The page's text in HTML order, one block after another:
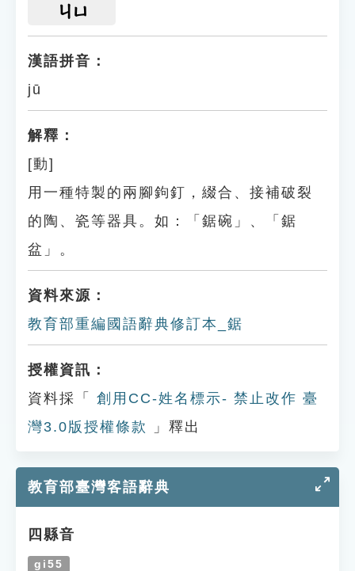
ㄐㄩ
漢語拼音：
jū
解釋：
[動]
用一種特製的兩腳鉤釘，綴合、接補破裂
的陶、瓷等器具。如：「鋸碗」、「鋸
盆」。
資料來源：
教育部重編國語辭典修訂本_鋸
授權資訊：
資料採「
創用CC-姓名標示- 禁止改作 臺
灣3.0版授權條款
」釋出
教育部臺灣客語辭典
四縣音
gi55